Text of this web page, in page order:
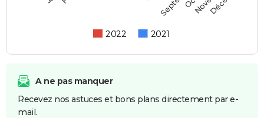
2022 2021
A ne pas manquer
Recevez nos astuces et bons plans directement par e-
mail.